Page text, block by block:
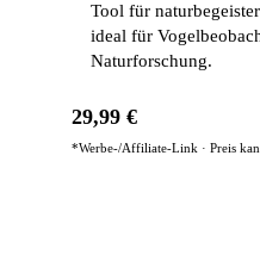
Tool für
ideal für
Naturforschung.
29,99 €
*Werbe-/Affiliate-Link · Preis